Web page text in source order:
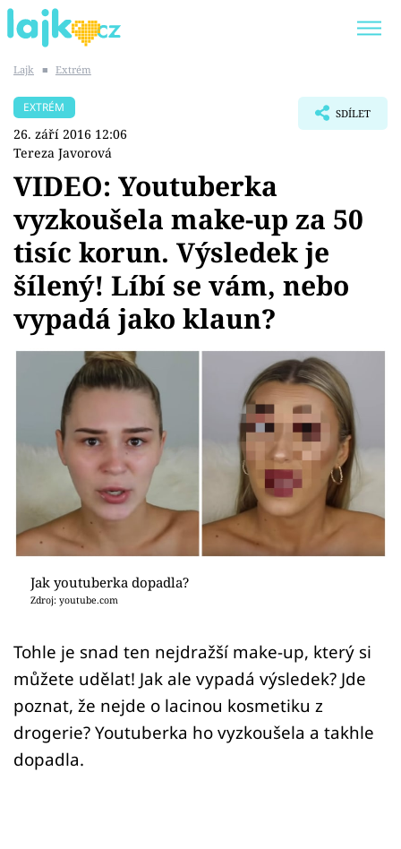
SHOPAHOLICADEL
Témata
Showbyznys
Youtubeři
Sex a vztahy
Videa
Sledujte prima+
Přihlášení
Lajk ■ Extrém
EXTRÉM
26. září 2016 12:06
Tereza Javorová
SDÍLET
VIDEO: Youtuberka
vyzkoušela make-up za 50
tisíc korun. Výsledek je
šílený! Líbí se vám, nebo
vypadá jako klaun?
Jak youtuberka dopadla?
Zdroj: youtube.com
Tohle je snad ten nejdražší make-up, který si
můžete udělat! Jak ale vypadá výsledek? Jde
poznat, že nejde o lacinou kosmetiku z
drogerie? Youtuberka ho vyzkoušela a takhle
dopadla.